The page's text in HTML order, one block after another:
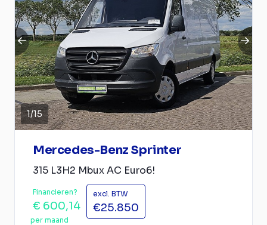
1/15
Mercedes-Benz Sprinter
315 L3H2 Mbux AC Euro6!
Financieren?
€ 600,14
per maand
excl. BTW
€25.850